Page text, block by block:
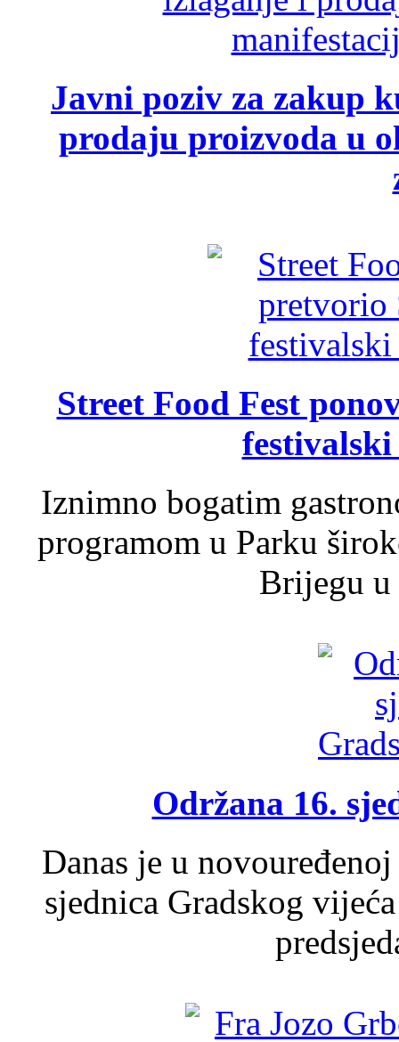
Javni poziv za zakup
prodaju proizvoda u
Street Food Fest
Iznimno bogatim
programom u Parku
Brijegu u
Održana 16.
Danas je u
sjednica Gradskog